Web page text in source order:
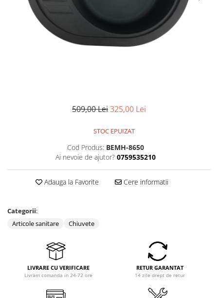
509,00 Lei325,00 Lei
STOC EPUIZAT
Cod Produs: BEMH-8650
Ai nevoie de ajutor? 0759535210
Adauga la Favorite Cere informatii
Categorii:
Articole sanitare
Chiuvete
LIVRARE CU VERIFICARE
Livram comanda in 24-72 ore
RETUR GARANTAT
14 zile drept de retur